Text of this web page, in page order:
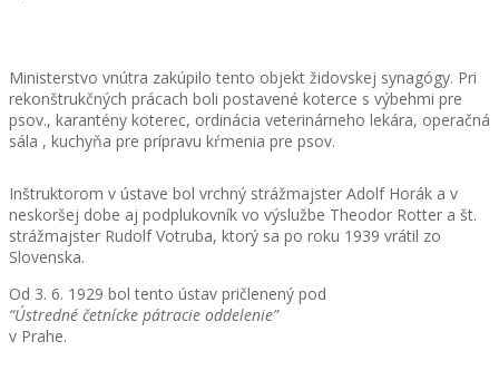
Ministerstvo vnútra zakúpilo tento objekt židovskej synagógy. Pri
rekonštrukčných prácach boli postavené koterce s výbehmi pre
psov., karantény koterec, ordinácia veterinárneho lekára, operačná
sála , kuchyňa pre prípravu kŕmenia pre psov.
Inštruktorom v ústave bol vrchný strážmajster Adolf Horák a v
neskoršej dobe aj podplukovník vo výslužbe Theodor Rotter a št.
strážmajster Rudolf Votruba, ktorý sa po roku 1939 vrátil zo
Slovenska.
Od 3. 6. 1929 bol tento ústav pričlenený pod
“Ústredné četnícke pátracie oddelenie”
v Prahe.